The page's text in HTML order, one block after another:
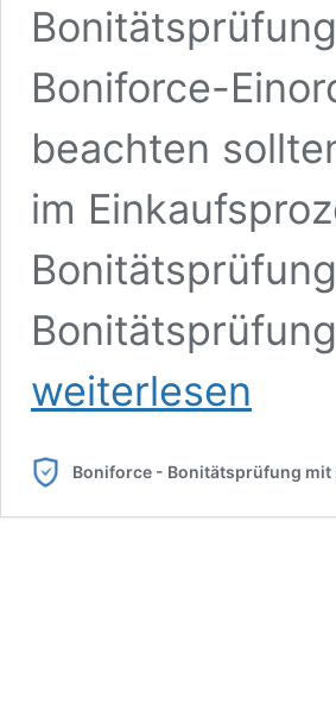
Boniforce-
beachten
im
optimieren
Bonitätsprüfung
Einkaufsprozess
weiterlesen
Boniforce - Bonitätsprüfung mit